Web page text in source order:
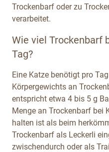
Trockenbarf oder zu
verarbeitet.
Wie viel Trockenbarf
Tag?
Eine Katze benötigt pro
Körpergewichts an
entspricht etwa 4 bis 5 g
Menge an Trockenbarf bei
halten ist als beim
Trockenbarf als Leckerli
zwischendurch oder als